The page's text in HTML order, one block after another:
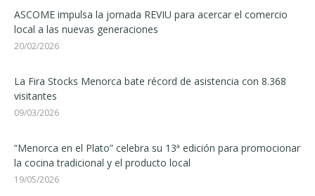
ASCOME impulsa la jornada REVIU para acercar el comercio
local a las nuevas generaciones
20/02/2026
La Fira Stocks Menorca bate récord de asistencia con 8.368
visitantes
09/03/2026
“Menorca en el Plato” celebra su 13ª edición para promocionar
la cocina tradicional y el producto local
19/05/2026